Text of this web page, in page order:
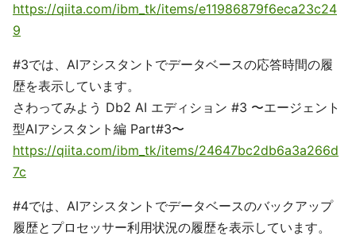
https://qiita.com/ibm_tk/items/e11986879f6eca23c24
9
#3では、AIアシスタントでデータベースの応答時間の履
歴を表示しています。
さわってみよう Db2 AI エディション #3 〜エージェント
型AIアシスタント編 Part#3〜
https://qiita.com/ibm_tk/items/24647bc2db6a3a266d
7c
#4では、AIアシスタントでデータベースのバックアップ
履歴とプロセッサー利用状況の履歴を表示しています。